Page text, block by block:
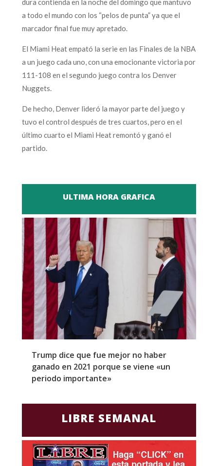
dura contienda en la noche del domingo que mantuvo
a todo el mundo con los “pelos de punta” ya que el
marcador final fue muy apretado.
El Miami Heat empató la serie en las Finales de la NBA
a un juego cada uno, con una emocionante victoria por
111-108 en el segundo juego contra los Denver
Nuggets.
De hecho, Denver lideró la mayor parte del juego y
tuvo el control después de tres cuartos, pero en el
último cuarto el Miami Heat remontó y ganó el
partido.
ULTIMA HORA GRAFICA
Trump dice que fue mejor no haber
ganado en 2021 porque se viene «un
periodo importante»
LIBRE SEMANAL